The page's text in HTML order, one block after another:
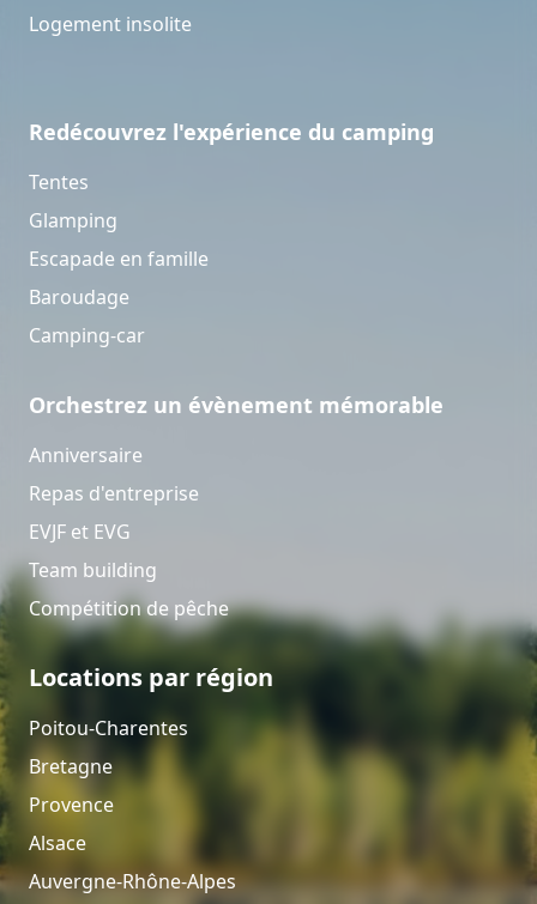
Logement insolite
Redécouvrez l'expérience du camping
Tentes
Glamping
Escapade en famille
Baroudage
Camping-car
Orchestrez un évènement mémorable
Anniversaire
Repas d'entreprise
EVJF et EVG
Team building
Compétition de pêche
Locations par région
Poitou-Charentes
Bretagne
Provence
Alsace
Auvergne-Rhône-Alpes